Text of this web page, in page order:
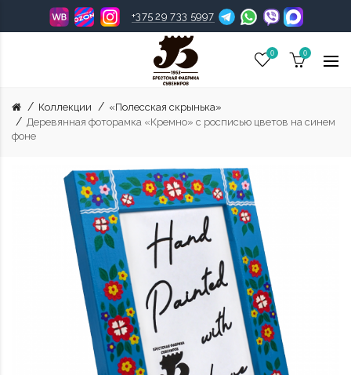
+375 29 733 5997
0 0
Коллекции
«Полесская скрынька»
Деревянная фоторамка «Кремно» с росписью цветов на синем
фоне